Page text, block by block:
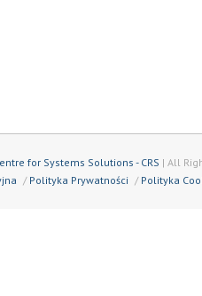
for Systems Solutions - CRS | All
Polityka Prywatności Polityka